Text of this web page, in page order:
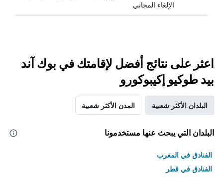
الإلغاء المجاني
اعثر على نتائج أفضل لإقامتك في بوك آند
بيد طوكيو إكيبوكورو
البلدان الأكثر شعبية المدن الأكثر شعبية
البلدان التي يبحث عنها مستخدمونا
الفنادق في المغرب
الفنادق في قطر